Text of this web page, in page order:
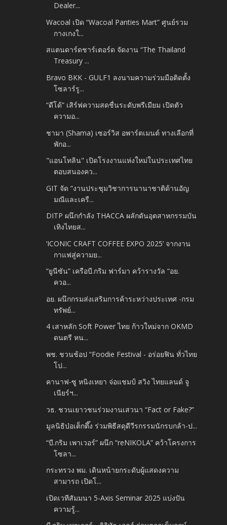
Dealer...
Wacoal เปิด “Wacoal Panties Mart” ศูนย์รวม
กางเกงใ...
สแตนดาร์ดชาร์เตอร์ด จัดงาน “The Thailand
Treasury ...
Bravo BKK -​ GULF1 ลงนามความร่วมมือติดตั้ง
โซลาร์รู...
“ดีโด้” เสิร์ฟความสดชื่นระดับพรีเมียม เปิดตัว
ความอ...
ชามา (Shama) เซอร์วิส อพาร์ตเมนต์​ ทางเลือกที่
พักอ...
"แอนโทลิน" เปิดโรงงานแห่งใหม่ในประเทศไทย
ตอบสนองคว...
GIT จัด “งานประชุมวิชาการนานาชาติด้านอัญ
มณีและเครื...
DITP ผนึกกำลัง THACCA ผลักดันอุตสาหกรรมบัน
เทิงไทยส...
‘ICONIC CRAFT COFFEE EXPO 2025’ จากงาน
กาแฟสู่ความย...
“ยูนีซัน” เครือบี.กริม ฟาร์มา คว้ารางวัล “อย.
ควอ...
อย. ผนึกกรมส่งเสริมการค้าระหว่างประเทศ -​กรม
ทรัพย์...
4 เสาหลัก Soft Power ไทย ก้าวใหม่จาก OKMD
ดนตรี หน...
พช. ชวนช้อป “Foodie Festival - อร่อยฟิน ทั่วไทย
โป...
คานาฟ-ซู หนิงเหยา จ่อแชมป์ สวิง ไทยแลนด์ จู
เนียร์ฯ...
วธ. ชวนเยาวชนร่วมงานเสวนา “Fact or Fake?”
มูลนิธิป่อเต็กตึ๊ง ร่วมพิธีสดุดีวีรกรรมนักรบกล้า-ป...
“บี.กริม เพาเวอร์” ผนึก “reNIKOLA” คว้าโครงการ
โซลา...
กระทรวง พม. เดินหน้ายกระดับผู้แสดงความ
สามารถ เปิดโ...
เปิดเวทีสัมมนา 5-Axis Seminar 2025 แบ่งปัน
ความรู้...